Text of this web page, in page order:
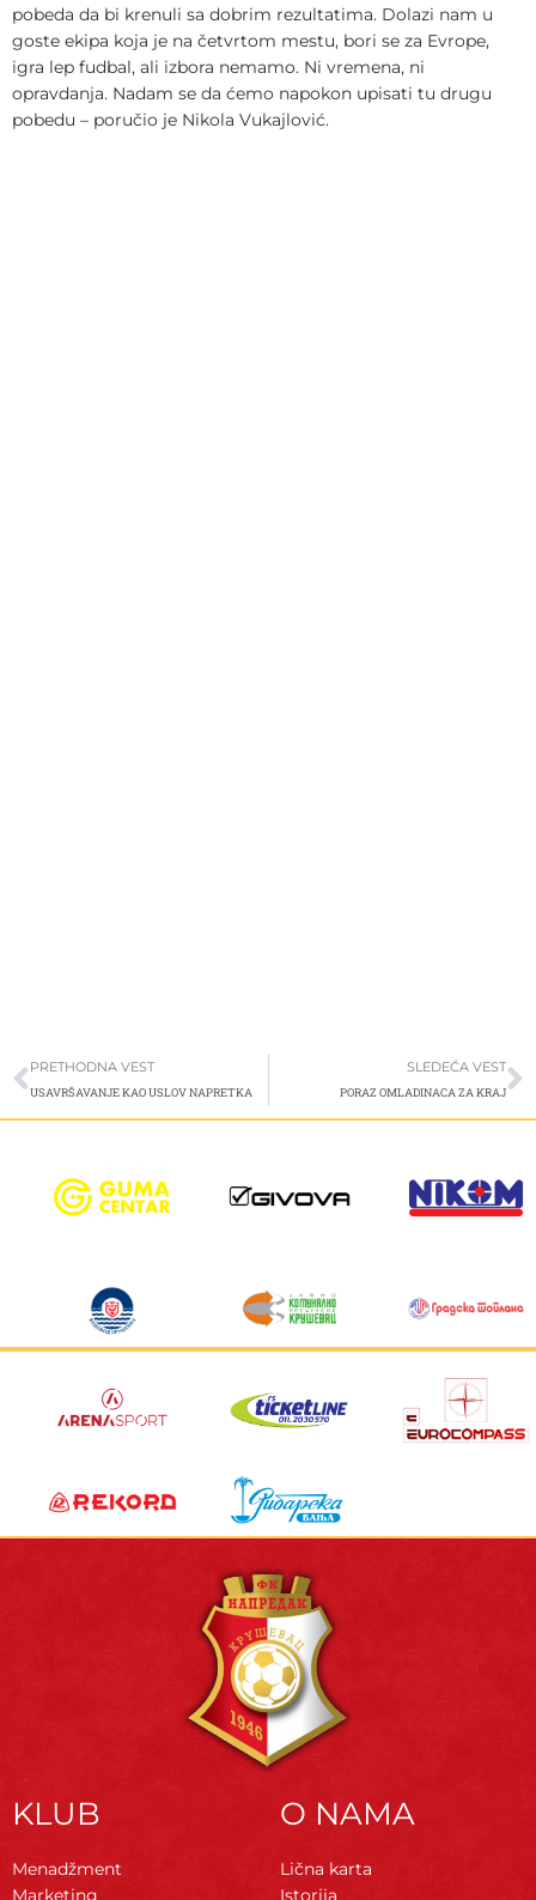
pobeda da bi krenuli sa dobrim rezultatima. Dolazi nam u
goste ekipa koja je na četvrtom mestu, bori se za Evrope,
igra lep fudbal, ali izbora nemamo. Ni vremena, ni
opravdanja. Nadam se da ćemo napokon upisati tu drugu
pobedu – poručio je Nikola Vukajlović.
Prev
PRETHODNA VEST
USAVRŠAVANJE KAO USLOV NAPRETKA
SLEDEĆA VEST
PORAZ OMLADINACA ZA KRAJ
KLUB
Menadžment
Marketing
O NAMA
Lična karta
Istorija